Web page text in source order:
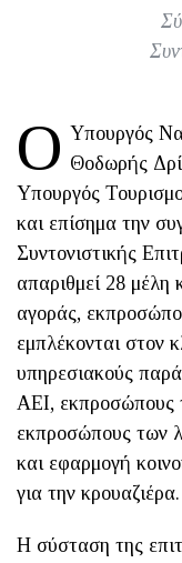
Ο Υπουργός
Θοδωρής
Υπουργός
και επίσημα την
Συντονιστικής
απαριθμεί 28 μέλη
αγοράς,
εμπλέκονται στον
υπηρεσιακούς
ΑΕΙ, εκπροσώπους
εκπροσώπους των
και εφαρμογή
για την κρουαζιέρα.
Η σύσταση της